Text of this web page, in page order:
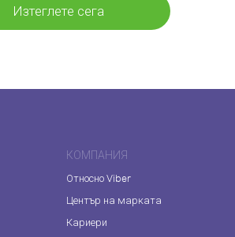
Изтеглете сега
КОМПАНИЯ
Относно Viber
Център на марката
Кариери